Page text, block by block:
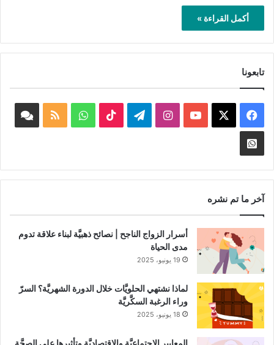
أكمل القراءة »
تابعونا
فيسبوك ‫YouTubeانستقرامتيلقرام ‫TikTokواتسابملخص
Whatsapp
Channel
آخر ما تم نشره
أسرار الزواج الناجح | نصائح ذهبيَّة لبناء علاقة تدوم
مدى الحياة
19 يونيو، 2025
لماذا نشتهي الحلويَّات خلال الدورة الشهريَّة؟ السرّ
وراء الرغبة السكَّريَّة
18 يونيو، 2025
المعايير الاجتماعيَّة والاقتصاديَّة وتأثيرها على الصحَّة